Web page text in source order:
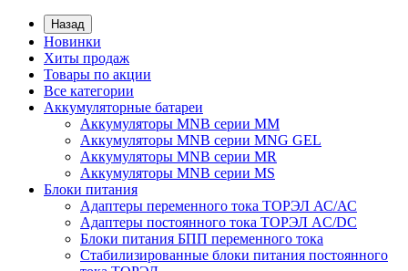
Назад
Новинки
Хиты продаж
Товары по акции
Все категории
Аккумуляторные батареи
Аккумуляторы MNB серии MM
Аккумуляторы MNB серии MNG GEL
Аккумуляторы MNB серии MR
Аккумуляторы MNB серии MS
Блоки питания
Адаптеры переменного тока ТОРЭЛ АС/АС
Адаптеры постоянного тока ТОРЭЛ AC/DC
Блоки питания БПП переменного тока
Стабилизированные блоки питания постоянного